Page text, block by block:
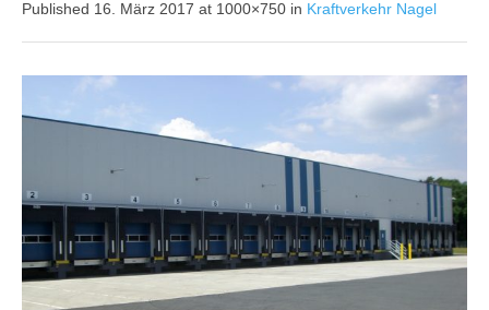
Published 16. März 2017 at 1000×750 in Kraftverkehr Nagel